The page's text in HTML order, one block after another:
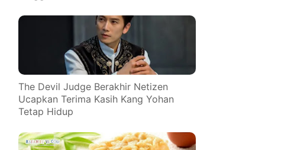
The Devil Judge Berakhir Netizen
Ucapkan Terima Kasih Kang Yohan
Tetap Hidup